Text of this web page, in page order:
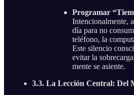
Programar
Intencionalmente,
día para no
teléfono, la
Este silencio
evitar la
mente se asiente.
3.3. La Lección Central: Del